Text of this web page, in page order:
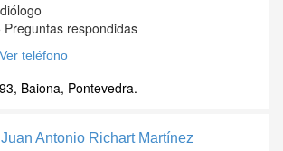
Preguntas respondidas
Ver teléfono
Baiona, Pontevedra.
Juan Antonio Richart Martínez